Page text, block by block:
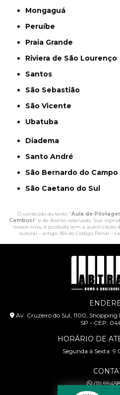
Mongaguá
Peruíbe
Praia Grande
Riviera de São Lourenço
Santos
São Sebastião
São Vicente
Ubatuba
Diadema
Santo André
São Bernardo do Campo
São Caetano do Sul
O conteúdo do texto "Aula de
Cambuci" é de direito reservado. Sua
nossos links, é proibida sem a autorização
autoral – artigo 184 do Código Penal –
Av. Cruzeiro do Sul, 1100, Shopping
SP - CEP:
HORÁRIO DE
Segunda à Sexta:
(11)